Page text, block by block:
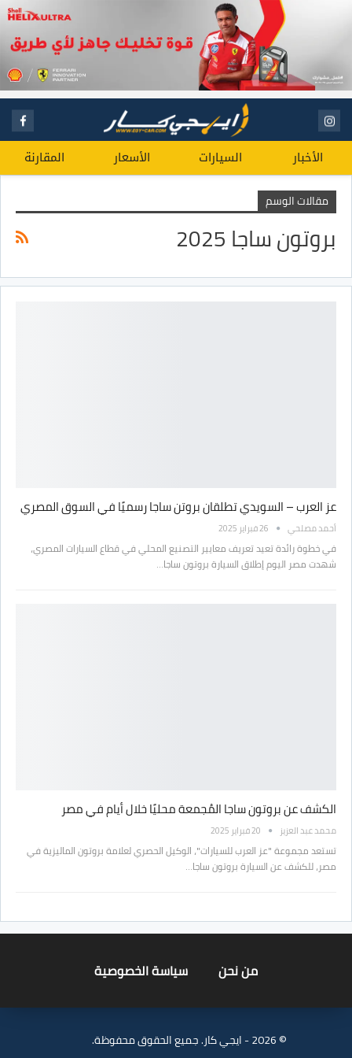
الأخبار السيارات الأسعار المقارنة
مقالات الوسم
بروتون ساجا 2025
عز العرب – السويدي تطلقان بروتن ساجا رسميًا في السوق المصري
أحمد مصلحي 26 فبراير 2025
في خطوة رائدة تعيد تعريف معايير التصنيع المحلي في قطاع السيارات المصري،
شهدت مصر اليوم إطلاق السيارة بروتون ساجا…
الكشف عن بروتون ساجا المُجمعة محليًا خلال أيام في مصر
محمد عبد العزيز 20 فبراير 2025
تستعد مجموعة "عز العرب للسيارات"، الوكيل الحصري لعلامة بروتون الماليزية في
مصر، للكشف عن السيارة بروتون ساجا…
من نحن سياسة الخصوصية
© 2026 - ايجي كار. جميع الحقوق محفوظة.